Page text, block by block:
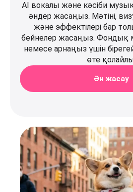
AI вокалы және кәсіби
әндер жасаңыз. Мәтіні,
және эффектілері бар
бейнелер жасаңыз. Фондық
немесе арнаңыз үшін
өте
Ән жасау